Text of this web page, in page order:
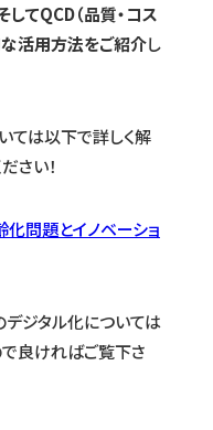
してQCD（品質・コス
な活用方法をご紹介し
ては以下で詳しく解
さい！
問題とイノベーショ
ジタル化については
良ければご覧下さ